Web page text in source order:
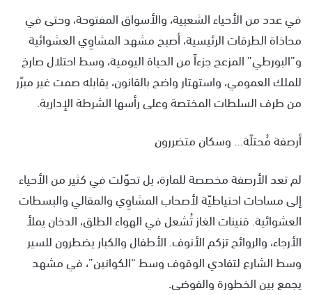
ن
ي
ا
في عدد من الأحياء الشعبية، والأسواق المفتوحة، وحتى في
محاذاة الطرقات الرئيسية، أصبح مشهد المشاوِي العشوائية
و”البورطي” المزعج جزءاً من الحياة اليومية، وسط احتلال صارخ
للملك العمومي، واستهتار واضح بالقانون، يقابله صمت غير مبرّر
من طرف السلطات المختصة وعلى رأسها الشرطة الإدارية.
أرصفة مُحتلّة… وسكان متضررون
لم تعد الأرصفة مخصصة للمارة، بل تحوّلت في كثير من الأحياء
إلى مساحات احتياطيّة لأصحاب المشاوِي والمقالي والبسطات
العشوائية. قنينات الغاز تُشعل في الهواء الطلق، الدخان يملأ
الأرجاء، والروائح تزكم الأنوف. الأطفال والكبار يضطرون للسير
وسط الشارع لتفادي الوقوف وسط “الكوانين”، في مشهد
يجمع بين الخطورة والفوضى.